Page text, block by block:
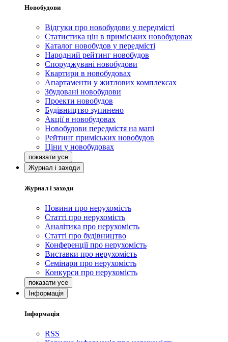
Новобудови
Відгуки про новобудови у передмісті
Статистика цін в приміських новобудовах
Каталог новобудов у передмісті
Народний рейтинг новобудов
Споруджувані новобудови
Квартири в новобудовах
Апартаменти у житлових комплексах
Збудовані новобудови
Проекти новобудов
Будівництво зупинено
Акції в новобудовах
Новобудови передмістя на мапі
Рейтинг приміських новобудов
Ціни у новобудовах
Журнал і заходи
Журнал і заходи
Новини про нерухомість
Статті про нерухомість
Аналітика про нерухомість
Статті про будівництво
Конференції про нерухомість
Виставки про нерухомість
Семінари про нерухомість
Конкурси про нерухомість
Інформація
Інформація
RSS